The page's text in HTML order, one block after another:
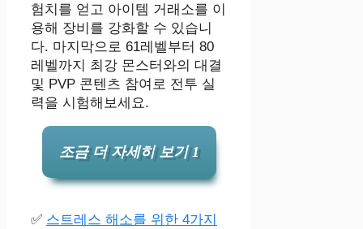
험치를 얻고 아이템 거래소를 이
용해 장비를 강화할 수 있습니
다. 마지막으로 61레벨부터 80
레벨까지 최강 몬스터와의 대결
및 PVP 콘텐츠 참여로 전투 실
력을 시험해보세요.
조금 더 자세히 보기 1
✅ 스트레스 해소를 위한 4가지